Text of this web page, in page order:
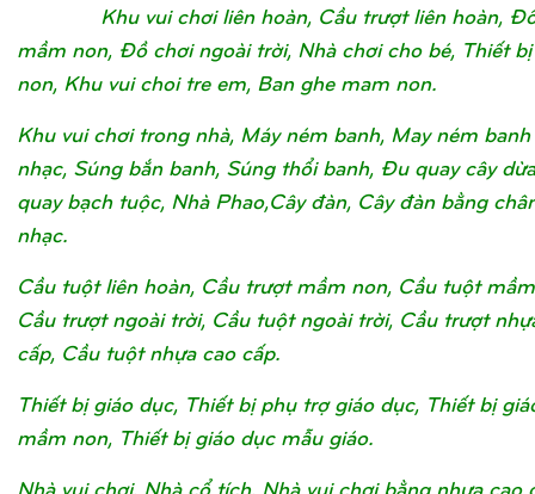
Khu vui chơi liên hoàn, Cầu trượt liên hoàn,
mầm non, Đồ chơi ngoài trời, Nhà chơi cho bé, Thiết
non, Khu vui choi tre em, Ban ghe mam non.
Khu vui chơi trong nhà, Máy ném banh, May ném
nhạc, Súng bắn banh, Súng thổi banh, Đu quay cây
quay bạch tuộc, Nhà Phao,Cây đàn, Cây đàn bằng
nhạc.
Cầu tuột liên hoàn, Cầu trượt mầm non, Cầu tuột
Cầu trượt ngoài trời, Cầu tuột ngoài trời, Cầu trượt
cấp, Cầu tuột nhựa cao cấp.
Thiết bị giáo dục, Thiết bị phụ trợ giáo dục, Thiết bị
mầm non, Thiết bị giáo dục mẫu giáo.
Nhà vui chơi, Nhà cổ tích, Nhà vui chơi bằng nhựa cao